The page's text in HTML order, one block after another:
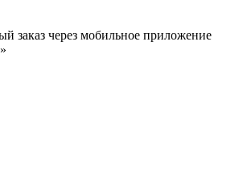
заказ через мобильное приложение